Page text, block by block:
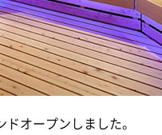
オープンしました。